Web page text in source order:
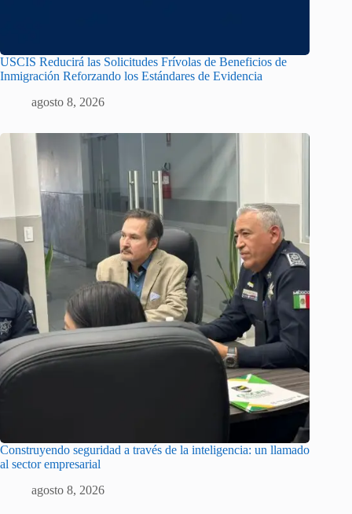
USCIS Reducirá las Solicitudes Frívolas de Beneficios de
Inmigración Reforzando los Estándares de Evidencia
agosto 8, 2026
Construyendo seguridad a través de la inteligencia: un llamado
al sector empresarial
agosto 8, 2026